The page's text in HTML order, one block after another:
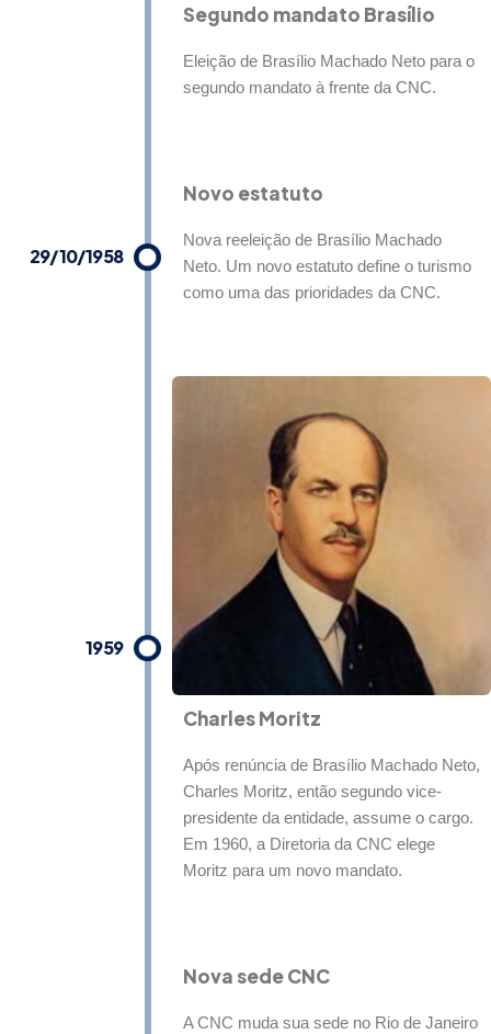
Segundo mandato Brasílio
Eleição de Brasílio Machado Neto para o
segundo mandato à frente da CNC.
Novo estatuto
Nova reeleição de Brasílio Machado
Neto. Um novo estatuto define o turismo
como uma das prioridades da CNC.
29/10/1958
1959
Charles Moritz
Após renúncia de Brasílio Machado Neto,
Charles Moritz, então segundo vice-
presidente da entidade, assume o cargo.
Em 1960, a Diretoria da CNC elege
Moritz para um novo mandato.
Nova sede CNC
A CNC muda sua sede no Rio de Janeiro